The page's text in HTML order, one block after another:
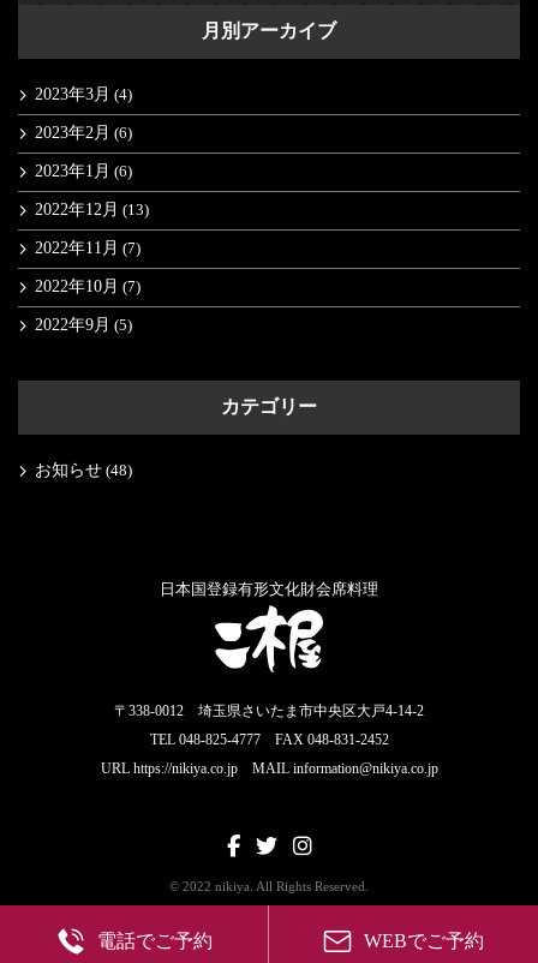
月別アーカイブ
2023年3月 (4)
2023年2月 (6)
2023年1月 (6)
2022年12月 (13)
2022年11月 (7)
2022年10月 (7)
2022年9月 (5)
カテゴリー
お知らせ (48)
日本国登録有形文化財会席料理
〒338-0012 埼玉県さいたま市中央区大戸4-14-2
TEL 048-825-4777 FAX 048-831-2452
URL https://nikiya.co.jp MAIL information@nikiya.co.jp
© 2022 nikiya. All Rights Reserved.
電話でご予約 WEBでご予約